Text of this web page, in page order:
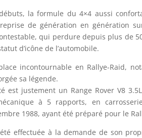
la formule du 4×4 aussi
de génération en génération
qui perdure depuis plus de
d’icône de l’automobile.
incontournable en Rallye-Raid,
sa légende.
est justement un Range Rover V8
à 5 rapports, en
1988, ayant été préparé pour le
effectuée à la demande de son